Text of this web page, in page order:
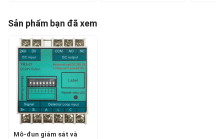
Sản phẩm bạn đã xem
Mô-đun giám sát và